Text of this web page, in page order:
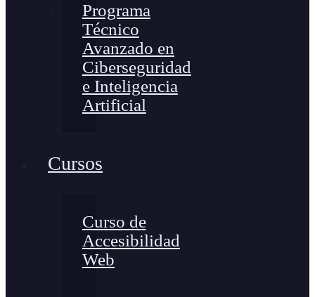
Programa
Técnico
Avanzado en
Ciberseguridad
e Inteligencia
Artificial
Cursos
Curso de
Accesibilidad
Web